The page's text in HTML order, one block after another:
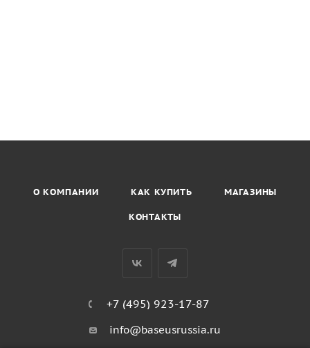
О КОМПАНИИ КАК КУПИТЬ МАГАЗИНЫ
КОНТАКТЫ
+7 (495) 923-17-87
info@baseusrussia.ru